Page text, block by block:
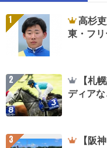
1
高杉
東・フ
2
【札
ディア
3
【阪